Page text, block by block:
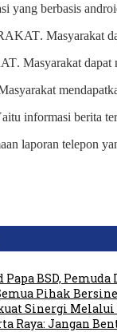
yang berbasis
. Masyarakat
. Masyarakat dapat
asyarakat
aitu informasi berita
laporan telepon
Papa BSD,
Pihak
Sinergi
Raya: Jangan